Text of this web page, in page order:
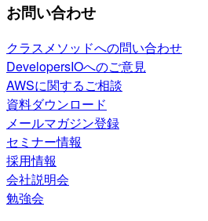
お問い合わせ
クラスメソッドへの問い合わせ
DevelopersIOへのご意見
AWSに関するご相談
資料ダウンロード
メールマガジン登録
セミナー情報
採用情報
会社説明会
勉強会